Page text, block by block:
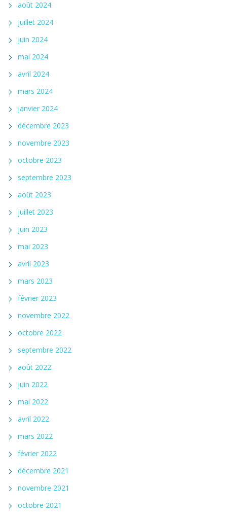
août 2024
juillet 2024
juin 2024
mai 2024
avril 2024
mars 2024
janvier 2024
décembre 2023
novembre 2023
octobre 2023
septembre 2023
août 2023
juillet 2023
juin 2023
mai 2023
avril 2023
mars 2023
février 2023
novembre 2022
octobre 2022
septembre 2022
août 2022
juin 2022
mai 2022
avril 2022
mars 2022
février 2022
décembre 2021
novembre 2021
octobre 2021